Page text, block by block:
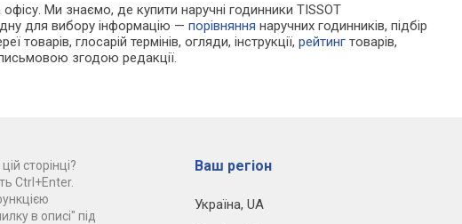
Ми знаємо, де купити наручні годинники TISSOT
для вибору інформацію —порівняння наручних годинників, підбір
товарів, глосарій термінів, огляди, інструкції,рейтинг товарів,
згодою редакції.
сторінці?
Ctrl+Enter.
в описі" під
Ваш регіон
Україна, UA